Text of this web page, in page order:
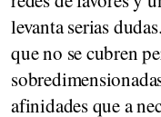
levanta serias
que no se cubren
afinidades que a